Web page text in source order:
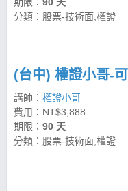
分類：股票-技術面,權證
(台中) 權證小哥-
講師： 權證小哥
費用：NT$3,888
期限： 90 天
分類：股票-技術面,權證